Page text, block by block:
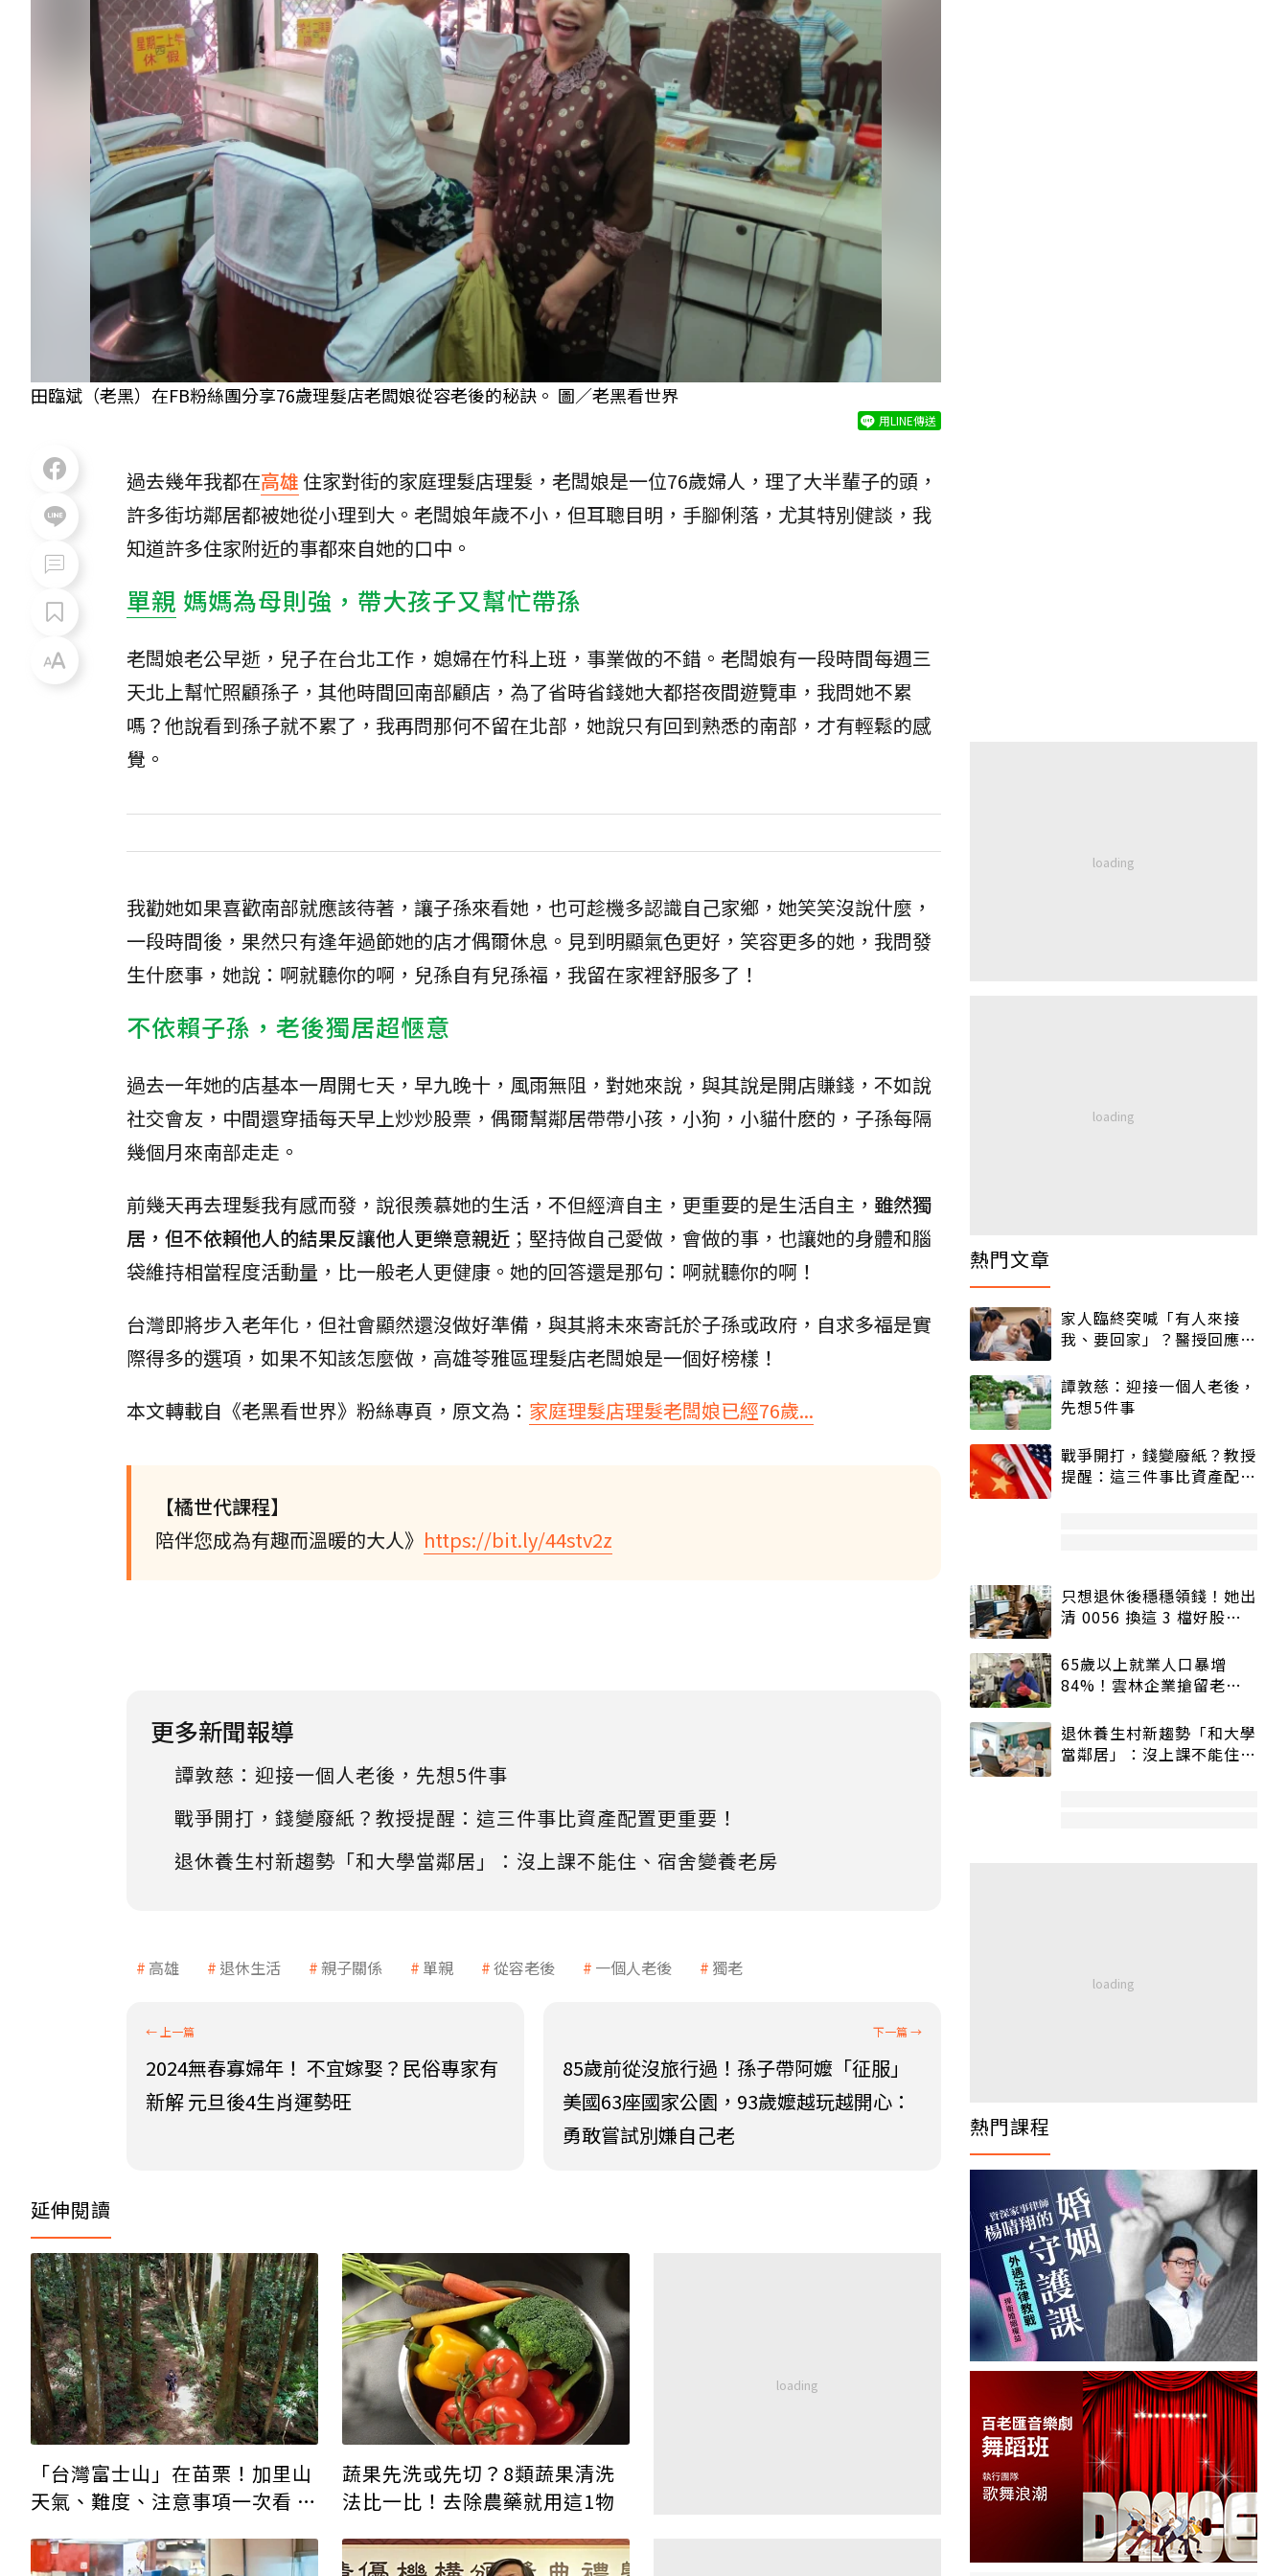
田臨斌（老黑）在FB粉絲團分享76歲理髮店老闆娘從容老後的秘訣。 圖／老黑看世界
用LINE傳送
過去幾年我都在高雄 住家對街的家庭理髮店理髮，老闆娘是一位76歲婦人，理了大半輩子的頭，
許多街坊鄰居都被她從小理到大。老闆娘年歲不小，但耳聰目明，手腳俐落，尤其特別健談，我
知道許多住家附近的事都來自她的口中。
單親 媽媽為母則強，帶大孩子又幫忙帶孫
老闆娘老公早逝，兒子在台北工作，媳婦在竹科上班，事業做的不錯。老闆娘有一段時間每週三
天北上幫忙照顧孫子，其他時間回南部顧店，為了省時省錢她大都搭夜間遊覽車，我問她不累
嗎？他說看到孫子就不累了，我再問那何不留在北部，她說只有回到熟悉的南部，才有輕鬆的感
覺。
我勸她如果喜歡南部就應該待著，讓子孫來看她，也可趁機多認識自己家鄉，她笑笑沒說什麼，
一段時間後，果然只有逢年過節她的店才偶爾休息。見到明顯氣色更好，笑容更多的她，我問發
生什麽事，她說：啊就聽你的啊，兒孫自有兒孫福，我留在家裡舒服多了！
不依賴子孫，老後獨居超愜意
過去一年她的店基本一周開七天，早九晚十，風雨無阻，對她來說，與其說是開店賺錢，不如說
社交會友，中間還穿插每天早上炒炒股票，偶爾幫鄰居帶帶小孩，小狗，小貓什麽的，子孫每隔
幾個月來南部走走。
前幾天再去理髮我有感而發，說很羨慕她的生活，不但經濟自主，更重要的是生活自主， 雖然獨
居，但不依賴他人的結果反讓他人更樂意親近 ；堅持做自己愛做，會做的事，也讓她的身體和腦
袋維持相當程度活動量，比一般老人更健康。她的回答還是那句：啊就聽你的啊！
台灣即將步入老年化，但社會顯然還沒做好準備，與其將未來寄託於子孫或政府，自求多福是實
際得多的選項，如果不知該怎麼做，高雄苓雅區理髮店老闆娘是一個好榜樣！
本文轉載自《老黑看世界》粉絲專頁，原文為： 家庭理髮店理髮老闆娘已經76歲...
【橘世代課程】
陪伴您成為有趣而溫暖的大人》 https://bit.ly/44stv2z
更多新聞報導
譚敦慈：迎接一個人老後，先想5件事
戰爭開打，錢變廢紙？教授提醒：這三件事比資產配置更重要！
退休養生村新趨勢「和大學當鄰居」：沒上課不能住、宿舍變養老房
高雄 退休生活 親子關係 單親 從容老後 一個人老後 獨老
2024無春寡婦年！ 不宜嫁娶？民俗專家有
新解 元旦後4生肖運勢旺
85歲前從沒旅行過！孫子帶阿嬤「征服」
美國63座國家公園，93歲嬤越玩越開心：
勇敢嘗試別嫌自己老
延伸閱讀
「台灣富士山」在苗栗！加里山
天氣、難度、注意事項一次看 山
蔬果先洗或先切？8類蔬果清洗
法比一比！去除農藥就用這1物
熱門文章
家人臨終突喊「有人來接
我、要回家」？醫授回應方
譚敦慈：迎接一個人老後，
先想5件事
戰爭開打，錢變廢紙？教授
提醒：這三件事比資產配置
只想退休後穩穩領錢！她出
清 0056 換這 3 檔好股：
65歲以上就業人口暴增
84%！雲林企業搶留老員
退休養生村新趨勢「和大學
當鄰居」：沒上課不能住、
熱門課程